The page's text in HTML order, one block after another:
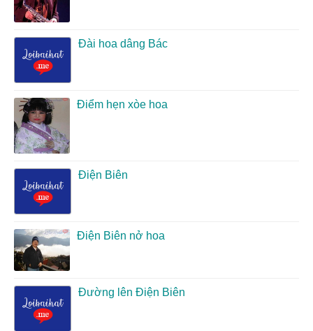
Đài hoa dâng Bác
Điểm hẹn xòe hoa
Điện Biên
Điện Biên nở hoa
Đường lên Điện Biên